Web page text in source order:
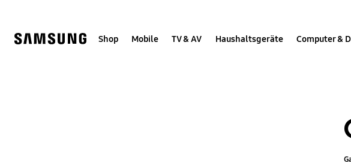
help
Shop Mobile TV & AV Haushaltsgeräte Computer &